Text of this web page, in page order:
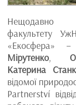
Нещодавно
факультету
«Екосфера» –
Мірутенко,
Катерина
відомої
Partnerství